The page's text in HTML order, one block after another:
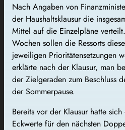
Nach Angaben von
der Haushaltsklausur die
Mittel auf die Einzelpläne
Wochen sollen die Ressorts
jeweiligen Prioritätensetzungen
erklärte nach der Klausur, man
der Zielgeraden zum Beschluss
der Sommerpause.
Bereits vor der Klausur hatte
Eckwerte für den nächsten